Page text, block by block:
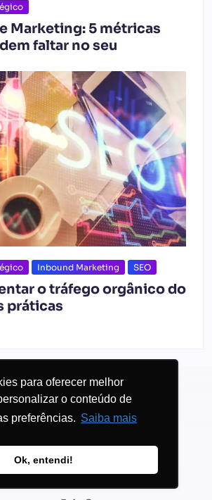
para oferecer melhor
o conteúdo de
preferências. Saiba mais
Ok, entendi!
Marketing: 5 métricas
faltar no seu
Inbound Marketing SEO
o tráfego orgânico do
práticas
Sobre nós